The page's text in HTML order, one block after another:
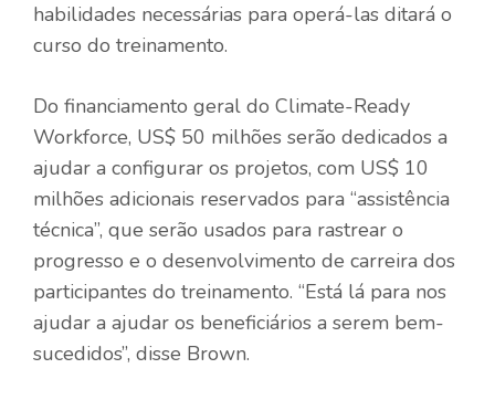
habilidades necessárias para operá-las ditará o
curso do treinamento.
Do financiamento geral do Climate-Ready
Workforce, US$ 50 milhões serão dedicados a
ajudar a configurar os projetos, com US$ 10
milhões adicionais reservados para “assistência
técnica”, que serão usados ​​para rastrear o
progresso e o desenvolvimento de carreira dos
participantes do treinamento. “Está lá para nos
ajudar a ajudar os beneficiários a serem bem-
sucedidos”, disse Brown.